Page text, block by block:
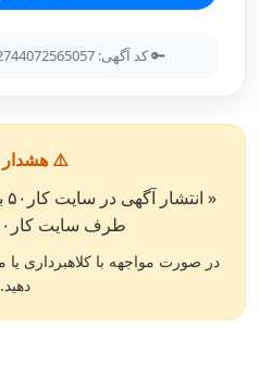
🔑 کد آگهی: 668119230439981382744072565057
⚠️ هشدار
طرف سایت کار۵۰ نمی باشد. »
در صورت مواجهه با کلاهبرداری
دهید.